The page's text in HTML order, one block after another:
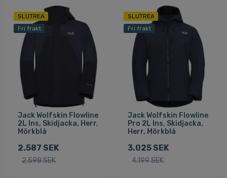
SLUTREA
Fri frakt
Jack Wolfskin Flowline
2L Ins, Skidjacka, Herr,
Mörkblå
2.587 SEK
2.598 SEK
SLUTREA
Fri frakt
Jack Wolfskin Flowline
Pro 2L Ins, Skidjacka,
Herr, Mörkblå
3.025 SEK
4.199 SEK